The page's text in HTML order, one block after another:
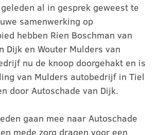
al in gesprek geweest te
samenwerking op
hebben Rien Boschman van
Dijk en Wouter Mulders van
nu de knoop doorgehakt en is
van Mulders autobedrijf in Tiel
door Autoschade van Dijk.
gaan mee naar Autoschade
mede zorg dragen voor een